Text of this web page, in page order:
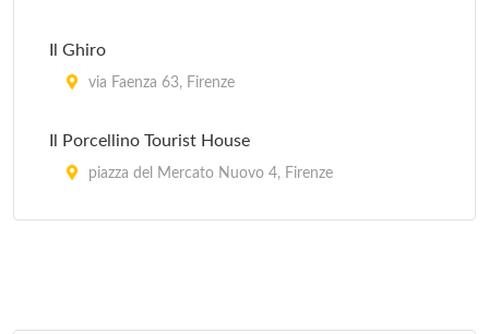
Il Ghiro
via Faenza 63, Firenze
Il Porcellino Tourist House
piazza del Mercato Nuovo 4, Firenze